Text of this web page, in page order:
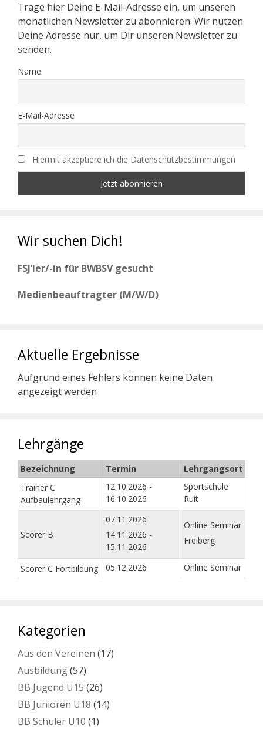
Trage hier Deine E-Mail-Adresse ein, um unseren
monatlichen Newsletter zu abonnieren. Wir nutzen
Deine Adresse nur, um Dir unseren Newsletter zu
senden.
Name
E-Mail-Adresse
Hiermit akzeptiere ich die Datenschutzbestimmungen
Wir suchen Dich!
FSJ’ler/-in für BWBSV gesucht
Medienbeauftragter (M/W/D)
Aktuelle Ergebnisse
Aufgrund eines Fehlers können keine Daten
angezeigt werden
Lehrgänge
Bezeichnung Termin
Lehrgangsort
Trainer C
Aufbaulehrgang
12.10.2026 -
16.10.2026
Sportschule
Ruit
Scorer B
07.11.2026
14.11.2026 -
15.11.2026
Online Seminar
Freiberg
Scorer C Fortbildung 05.12.2026 Online Seminar
Kategorien
Aus den Vereinen (17)
Ausbildung(57)
BB Jugend U15 (26)
BB Junioren U18 (14)
BB Schüler U10 (1)